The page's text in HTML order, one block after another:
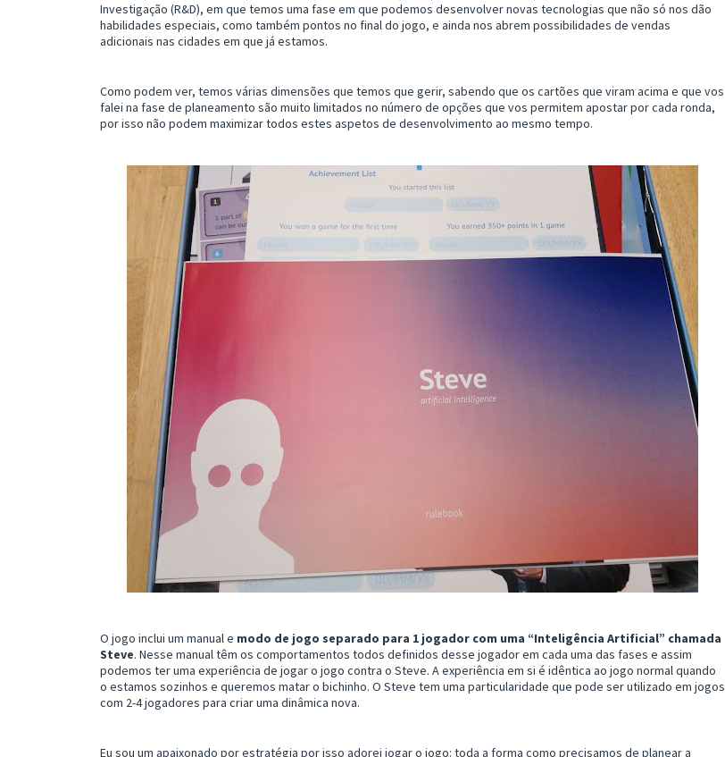
Investigação (R&D), em que temos uma fase em que podemos desenvolver novas tecnologias que não só nos dão
habilidades especiais, como também pontos no final do jogo, e ainda nos abrem possibilidades de vendas
adicionais nas cidades em que já estamos.
Como podem ver, temos várias dimensões que temos que gerir, sabendo que os cartões que viram acima e que vos
falei na fase de planeamento são muito limitados no número de opções que vos permitem apostar por cada ronda,
por isso não podem maximizar todos estes aspetos de desenvolvimento ao mesmo tempo.
O jogo inclui um manual e modo de jogo separado para 1 jogador com uma “Inteligência Artificial” chamada
Steve. Nesse manual têm os comportamentos todos definidos desse jogador em cada uma das fases e assim
podemos ter uma experiência de jogar o jogo contra o Steve. A experiência em si é idêntica ao jogo normal quando
o estamos sozinhos e queremos matar o bichinho. O Steve tem uma particularidade que pode ser utilizado em jogos
com 2-4 jogadores para criar uma dinâmica nova.
Eu sou um apaixonado por estratégia por isso adorei jogar o jogo: toda a forma como precisamos de planear a